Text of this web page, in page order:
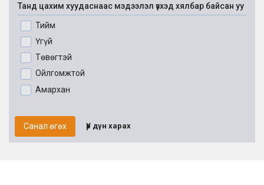
Танд цахим хуудаснаас мэдээлэл үзхэд хялбар байсан уу
Тийм
Үгүй
Төвөгтэй
Ойлгомжтой
Амархан
Санал өгөх Үр дүн харах